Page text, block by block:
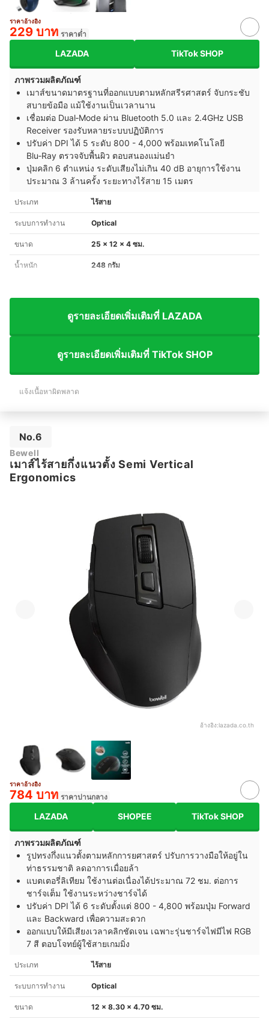
ราคาอ้างอิง
229 บาท ราคาต่ำ
LAZADA TikTok SHOP
ภาพรวมผลิตภัณฑ์
เมาส์ขนาดมาตรฐานที่ออกแบบตามหลักสรีรศาสตร์ จับกระชับ
สบายข้อมือ แม้ใช้งานเป็นเวลานาน
เชื่อมต่อ Dual‑Mode ผ่าน Bluetooth 5.0 และ 2.4GHz USB
Receiver รองรับหลายระบบปฏิบัติการ
ปรับค่า DPI ได้ 5 ระดับ 800 - 4,000 พร้อมเทคโนโลยี
Blu‑Ray ตรวจจับพื้นผิว ตอบสนองแม่นยำ
ปุ่มคลิก 6 ตำแหน่ง ระดับเสียงไม่เกิน 40 dB อายุการใช้งาน
ประมาณ 3 ล้านครั้ง ระยะทางไร้สาย 15 เมตร
ประเภท ไร้สาย
ระบบการทำงาน Optical
ขนาด 25 x 12 x 4 ซม.
น้ำหนัก 248 กรัม
ดูรายละเอียดเพิ่มเติมที่ LAZADA
ดูรายละเอียดเพิ่มเติมที่ TikTok SHOP
แจ้งเนื้อหาผิดพลาด
No.6
Bewell
เมาส์ไร้สายกึ่งแนวตั้ง Semi Vertical
Ergonomics
อ้างอิง:lazada.co.th
ราคาอ้างอิง
784 บาท ราคาปานกลาง
LAZADA SHOPEE TikTok SHOP
ภาพรวมผลิตภัณฑ์
รูปทรงกึ่งแนวตั้งตามหลักการยศาสตร์ ปรับการวางมือให้อยู่ใน
ท่าธรรมชาติ ลดอาการเมื่อยล้า
แบตเตอรี่ลิเทียม ใช้งานต่อเนื่องได้ประมาณ 72 ชม. ต่อการ
ชาร์จเต็ม ใช้งานระหว่างชาร์จได้
ปรับค่า DPI ได้ 6 ระดับตั้งแต่ 800 - 4,800 พร้อมปุ่ม Forward
และ Backward เพื่อความสะดวก
ออกแบบให้มีเสียงเวลาคลิกชัดเจน เฉพาะรุ่นชาร์จไฟมีไฟ RGB
7 สี ตอบโจทย์ผู้ใช้สายเกมมิ่ง
ประเภท ไร้สาย
ระบบการทำงาน Optical
ขนาด 12 x 8.30 x 4.70 ซม.